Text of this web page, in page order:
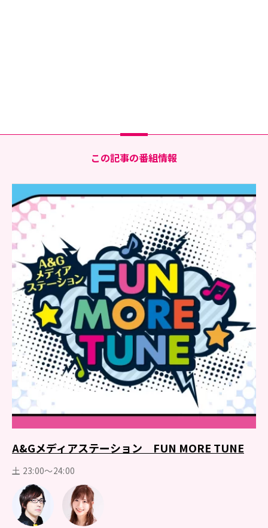
この記事の番組情報
A&Gメディアステーション FUN MORE TUNE
土 23:00～24:00